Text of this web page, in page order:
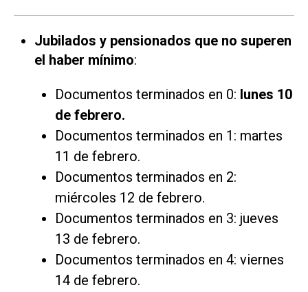
Jubilados y pensionados que no superen
el haber mínimo:
Documentos terminados en 0: lunes 10
de febrero.
Documentos terminados en 1: martes
11 de febrero.
Documentos terminados en 2:
miércoles 12 de febrero.
Documentos terminados en 3: jueves
13 de febrero.
Documentos terminados en 4: viernes
14 de febrero.